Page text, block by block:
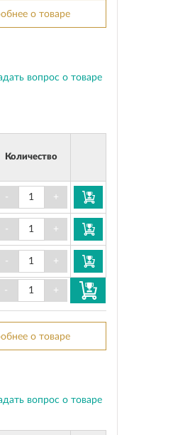
о товаре
вопрос о товаре
Количество
- +
- +
- +
- +
о товаре
вопрос о товаре